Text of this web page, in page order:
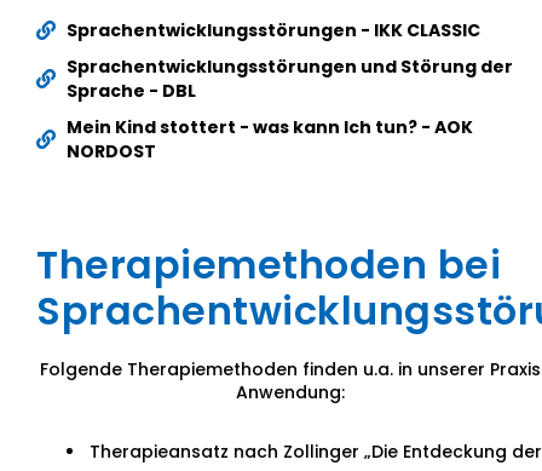
Sprachentwicklungsstörungen - IKK CLASSIC
Sprachentwicklungsstörungen und Störung der
Sprache - DBL
Mein Kind stottert - was kann Ich tun? - AOK
NORDOST
Therapiemethoden bei
Folgende Therapiemethoden finden u.a. in unserer Praxis
Anwendung:
Therapieansatz nach Zollinger „Die Entdeckung der